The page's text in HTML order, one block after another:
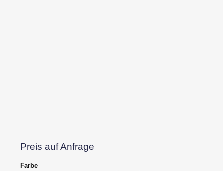
Preis auf Anfrage
Farbeauswählen